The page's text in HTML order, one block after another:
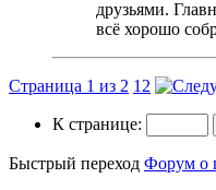
друзьями.
всё хорошо
Страница 1 из 2 1 2
К странице:
Быстрый переход Форум о